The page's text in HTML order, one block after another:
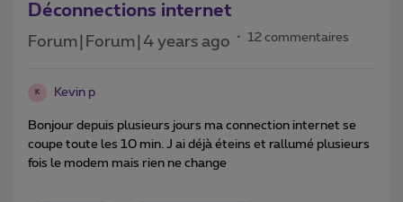
Déconnections internet
Forum|Forum|4 years ago 12 commentaires
K Kevin p
Bonjour depuis plusieurs jours ma connection internet se
coupe toute les 10 min. J ai déjà éteins et rallumé plusieurs
fois le modem mais rien ne change